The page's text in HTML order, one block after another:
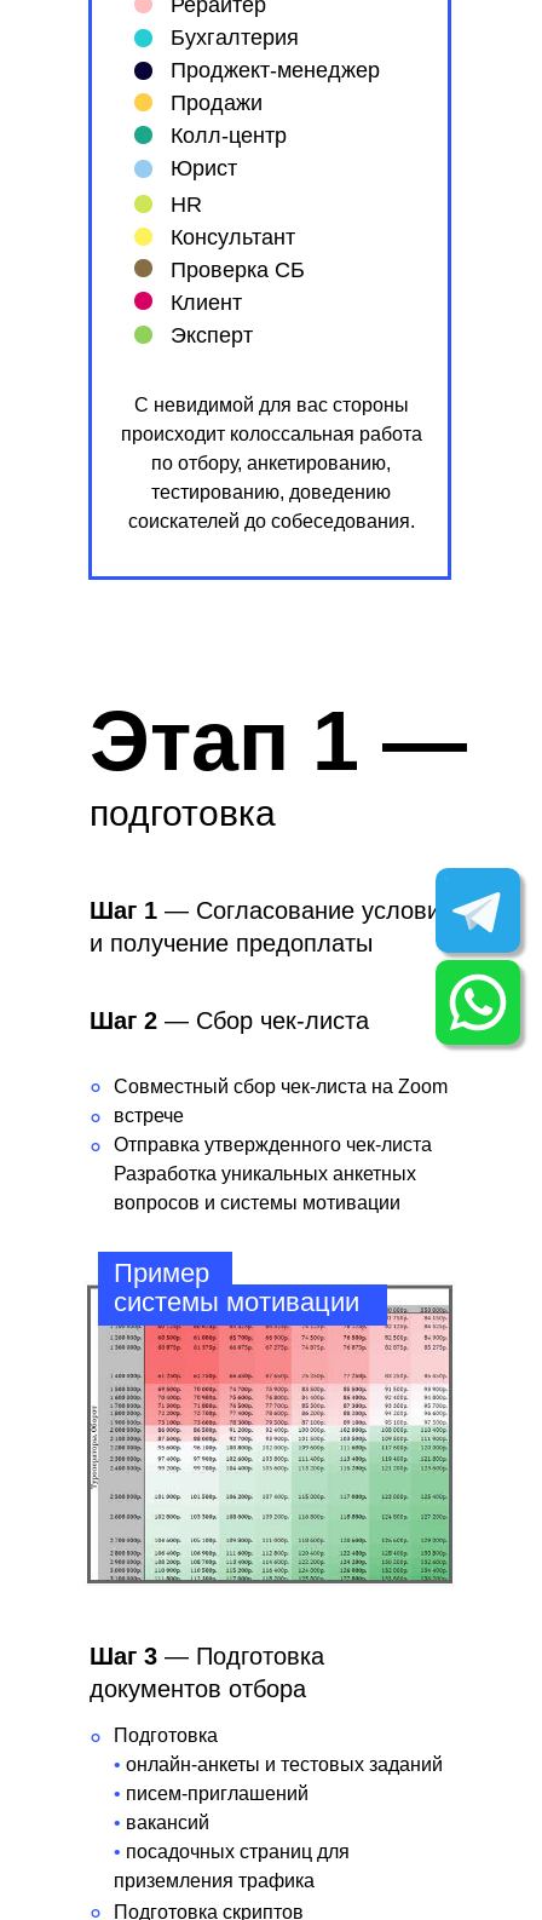
Рерайтер
Бухгалтерия
Проджект-менеджер
Продажи
Колл-центр
Юрист
С невидимой для вас стороны
происходит колоссальная работа
по отбору, анкетированию,
тестированию, доведению
соискателей до собеседования.
Этап 1 —
подготовка
Шаг 1 — Согласование условий
и получение предоплаты
Шаг 2 — Сбор чек-листа
Совместный сбор чек-листа на Zoom
встрече
Отправка утвержденного чек-листа
Разработка уникальных анкетных
вопросов и системы мотивации
°
°
°
Шаг 3 — Подготовка
документов отбора
Подготовка
°
• онлайн-анкеты и тестовых заданий
• писем-приглашений
• вакансий
• посадочных страниц для
приземления трафика
Подготовка скриптов
Пример
системы мотивации
HR
Консультант
Проверка СБ
Клиент
Эксперт